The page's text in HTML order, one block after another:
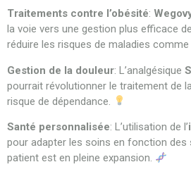
Traitements contre l’obésité:
la voie vers une gestion plus efficace
réduire les risques de maladies comme
Gestion de la douleur: L’analgésique
pourrait révolutionner le traitement de
risque de dépendance.
Santé personnalisée: L’utilisation de l’
pour adapter les soins en fonction des
patient est en pleine expansion.